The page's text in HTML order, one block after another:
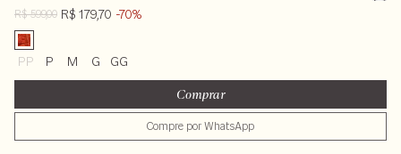
R$ 599,00 R$ 179,70 -70%
PP P M G GG
Comprar
Compre por WhatsApp